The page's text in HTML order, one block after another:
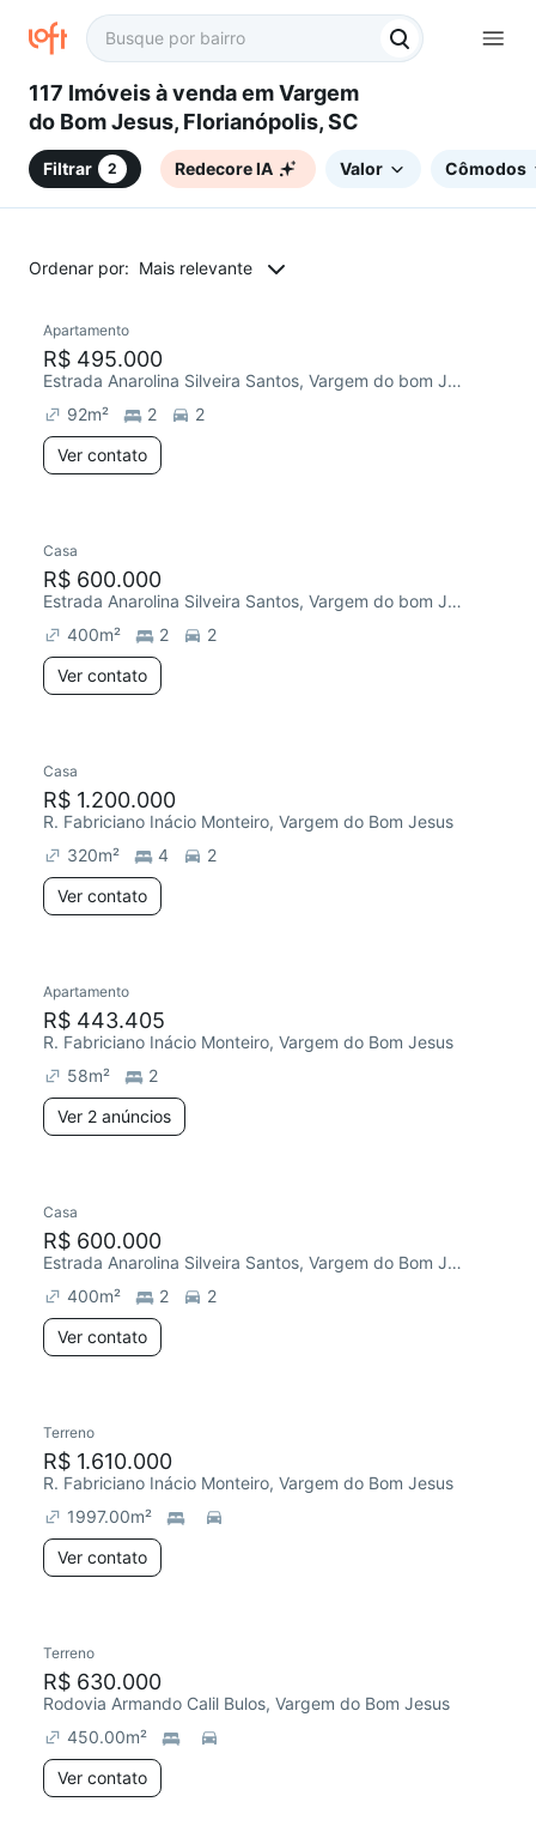
117 Imóveis à venda em Vargem
do Bom Jesus, Florianópolis, SC
Filtrar 2 Redecore IA Valor Cômodos
Ordenar por: Mais relevante
Apartamento
R$ 495.000
Estrada Anarolina Silveira Santos, Vargem do bom Jesus
92m² 2
2
Ver contato
Casa
R$ 600.000
Estrada Anarolina Silveira Santos, Vargem do bom Jesus
400m² 2
2
Ver contato
Casa
R$ 1.200.000
R. Fabriciano Inácio Monteiro, Vargem do Bom Jesus
320m² 4
2
Ver contato
Apartamento
R$ 443.405
R. Fabriciano Inácio Monteiro, Vargem do Bom Jesus
58m²
2
Ver 2 anúncios
Casa
R$ 600.000
Estrada Anarolina Silveira Santos, Vargem do Bom Jesus
400m² 2
2
Ver contato
Terreno
R$ 1.610.000
R. Fabriciano Inácio Monteiro, Vargem do Bom Jesus
1997.00m²
Ver contato
Terreno
R$ 630.000
Rodovia Armando Calil Bulos, Vargem do Bom Jesus
450.00m²
Ver contato